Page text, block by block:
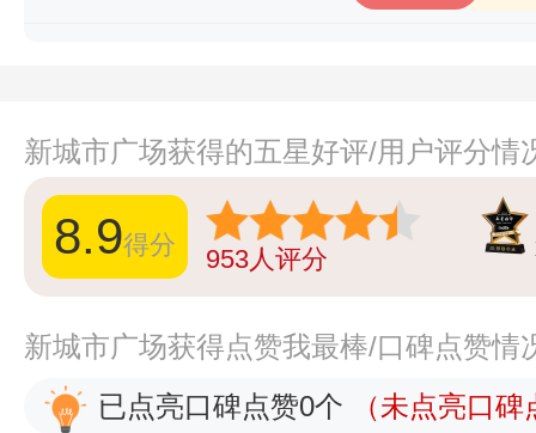
新城市广场获得的五星好评/用户评分情
8.9得分 953人评分
新城市广场获得点赞我最棒/口碑点赞情
已点亮口碑点赞0个
（未点亮口